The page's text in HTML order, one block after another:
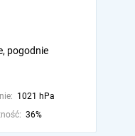
pogodnie
1021 hPa
36%